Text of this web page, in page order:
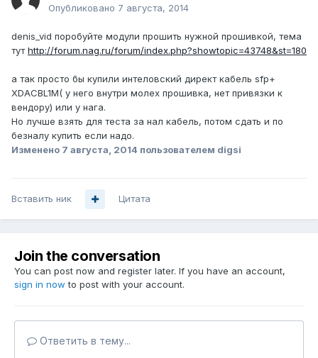
Опубликовано 7 августа, 2014
denis_vid поробуйте модули прошить нужной прошивкой, тема
тутhttp://forum.nag.ru/forum/index.php?showtopic=43748&st=180
а так просто бы купили интеловский директ кабель sfp+
XDACBL1M( у него внутри молех прошивка, нет привязки к
вендору) или у нага.
Но лучше взять для теста за нал кабель, потом сдать и по
безналу купить если надо.
Изменено 7 августа, 2014 пользователем digsi
Вставить ник Цитата
Join the conversation
You can post now and register later. If you have an account,
sign in now to post with your account.
Ответить в тему...